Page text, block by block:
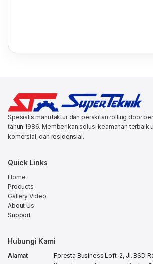
Spesialis manufaktur dan perakitan rolling door
tahun 1986. Memberikan solusi keamanan terbaik
komersial, dan residensial.
Quick Links
Home
Products
Gallery Video
About Us
Support
Hubungi Kami
Alamat
Foresta Business Loft-2, Jl. BSD